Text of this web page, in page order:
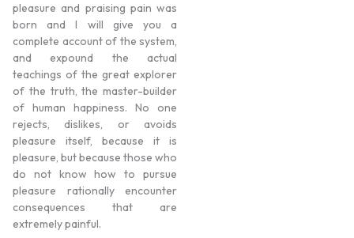
pleasure and praising pain was
born and I will give you a
complete account of the system,
and expound the actual
teachings of the great explorer
of the truth, the master-builder
of human happiness. No one
rejects, dislikes, or avoids
pleasure itself, because it is
pleasure, but because those who
do not know how to pursue
pleasure rationally encounter
consequences that are
extremely painful.